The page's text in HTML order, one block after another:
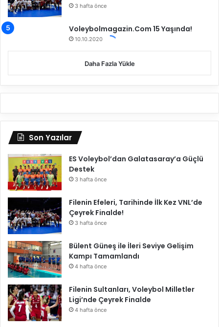
i
3 hafta önce
Voleybolmagazin.Com 15 Yaşında!
10.10.2020
Daha Fazla Yükle
Son Yazılar
ES Voleybol’dan Galatasaray’a Güçlü
Destek
3 hafta önce
Filenin Efeleri, Tarihinde İlk Kez VNL’de
Çeyrek Finalde!
3 hafta önce
Bülent Güneş ile İleri Seviye Gelişim
Kampı Tamamlandı
4 hafta önce
Filenin Sultanları, Voleybol Milletler
Ligi’nde Çeyrek Finalde
4 hafta önce